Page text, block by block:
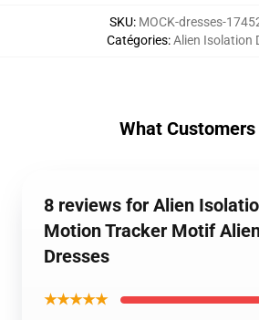
SKU: MOCK-dresses-
Catégories:Alien Isolation
What Customers
8 reviews for Alien
Motion Tracker Motif
Dresses
★★★★★